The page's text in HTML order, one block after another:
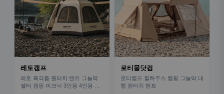
레토캠프
레토 육각돔 원터치 텐트 그늘막
쉘터 캠핑 피크닉 3인용 4인용 패
로티몰닷컴
로티캠프 힐하우스 캠핑 그늘막 대
형 원터치 텐트